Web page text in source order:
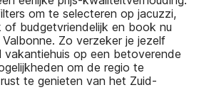
om te selecteren op jacuzzi,
of budgetvriendelijk en book nu
Zo verzeker je jezelf
op een betoverende
om de regio te
te genieten van het Zuid-